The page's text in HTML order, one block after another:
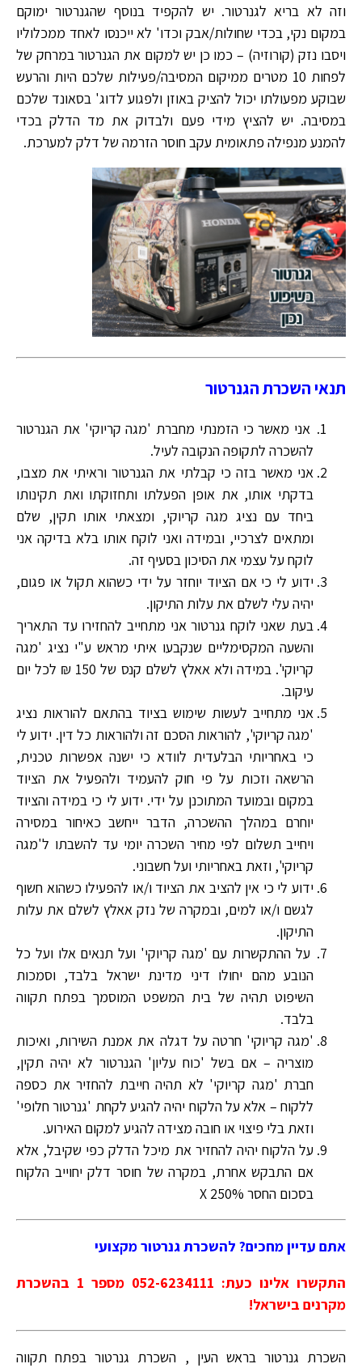
וזה לא בריא לגנרטור. יש להקפיד בנוסף שהגנרטור ימוקם
במקום נקי, בכדי שחולות/אבק וכדו' לא ייכנסו לאחד ממכלוליו
ויסבו נזק (קורוזיה) – כמו כן יש למקום את הגנרטור במרחק של
לפחות 10 מטרים ממיקום המסיבה/פעילות שלכם היות והרעש
שבוקע מפעולתו יכול להציק באוזן ולפגוע לדוג' בסאונד שלכם
במסיבה. יש להציץ מידי פעם ולבדוק את מד הדלק בכדי
להמנע מנפילה פתאומית עקב חוסר הזרמה של דלק למערכת.
תנאי השכרת הגנרטור
אני מאשר כי הזמנתי מחברת 'מגה קריוקי' את הגנרטור
להשכרה לתקופה הנקובה לעיל.
אני מאשר בזה כי קבלתי את הגנרטור וראיתי את מצבו,
בדקתי אותו, את אופן הפעלתו ותחזוקתו ואת תקינותו
ביחד עם נציג מגה קריוקי, ומצאתי אותו תקין, שלם
ומתאים לצרכיי, ובמידה ואני לוקח אותו בלא בדיקה אני
לוקח על עצמי את הסיכון בסעיף זה.
ידוע לי כי אם הציוד יוחזר על ידי כשהוא תקול או פגום,
יהיה עלי לשלם את עלות התיקון.
בעת שאני לוקח גנרטור אני מתחייב להחזירו עד התאריך
והשעה המקסימליים שנקבעו איתי מראש ע"י נציג 'מגה
קריוקי'. במידה ולא אאלץ לשלם קנס של 150 ₪ לכל יום
עיקוב.
אני מתחייב לעשות שימוש בציוד בהתאם להוראות נציג
'מגה קריוקי', להוראות הסכם זה ולהוראות כל דין. ידוע לי
כי באחריותי הבלעדית לוודא כי ישנה אפשרות טכנית,
הרשאה וזכות על פי חוק להעמיד ולהפעיל את הציוד
במקום ובמועד המתוכנן על ידי. ידוע לי כי במידה והציוד
יוחרם במהלך ההשכרה, הדבר ייחשב כאיחור במסירה
ויחייב תשלום לפי מחיר השכרה יומי עד להשבתו ל'מגה
קריוקי', וזאת באחריותי ועל חשבוני.
ידוע לי כי אין להציב את הציוד ו/או להפעילו כשהוא חשוף
לגשם ו/או למים, ובמקרה של נזק אאלץ לשלם את עלות
התיקון.
על ההתקשרות עם 'מגה קריוקי' ועל תנאים אלו ועל כל
הנובע מהם יחולו דיני מדינת ישראל בלבד, וסמכות
השיפוט תהיה של בית המשפט המוסמך בפתח תקווה
בלבד.
'מגה קריוקי' חרטה על דגלה את אמנת השירות, ואיכות
מוצריה – אם בשל 'כוח עליון' הגנרטור לא יהיה תקין,
חברת 'מגה קריוקי' לא תהיה חייבת להחזיר את כספה
ללקוח – אלא על הלקוח יהיה להגיע לקחת 'גנרטור חלופי'
וזאת בלי פיצוי או חובה מצידה להגיע למקום האירוע.
על הלקוח יהיה להחזיר את מיכל הדלק כפי שקיבל, אלא
אם התבקש אחרת, במקרה של חוסר דלק יחוייב הלקוח
בסכום החסר X 250%
אתם עדיין מחכים? להשכרת גנרטור מקצועי
התקשרו אלינו כעת: 052-6234111 מספר 1 בהשכרת
מקרנים בישראל!
השכרת גנרטור בראש העין , השכרת גנרטור בפתח תקווה